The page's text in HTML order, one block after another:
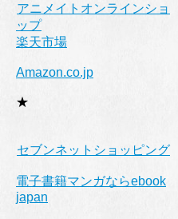
アニメイトオンラインショ
ップ
楽天市場
Amazon.co.jp
★
セブンネットショッピング
電子書籍マンガならebook
japan